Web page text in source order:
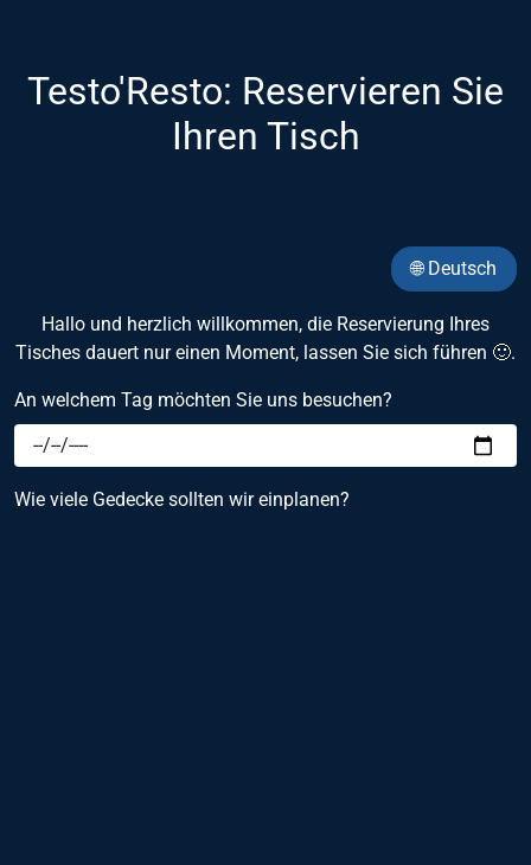
Testo'Resto: Reservieren Sie
Ihren Tisch
🌐 Deutsch
Hallo und herzlich willkommen, die Reservierung Ihres
Tisches dauert nur einen Moment, lassen Sie sich führen 🙂.
An welchem Tag möchten Sie uns besuchen?
Wie viele Gedecke sollten wir einplanen?